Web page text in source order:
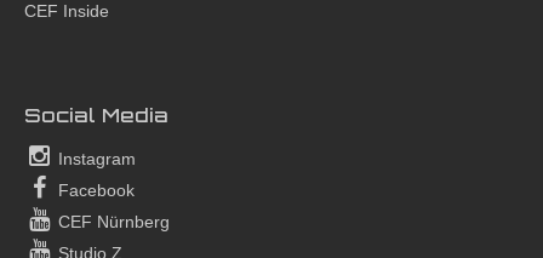
CEF Inside
Social Media
Instagram
Facebook
CEF Nürnberg
Studio Z